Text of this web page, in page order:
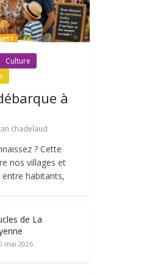
Culture
à
chadelaud
? Cette
nos villages et
habitants,
de La
mai 2026